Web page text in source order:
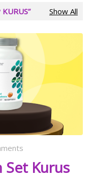
Show All
Set Kurus